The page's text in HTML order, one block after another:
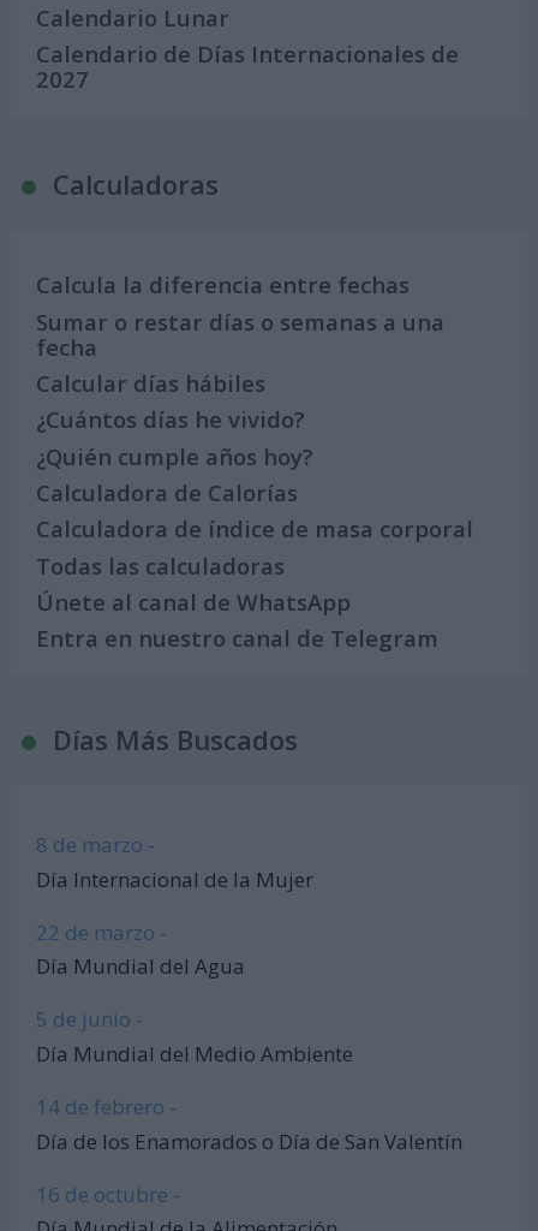
Calendario Lunar
Calendario de Días Internacionales de
2027
Calculadoras
Calcula la diferencia entre fechas
Sumar o restar días o semanas a una
fecha
Calcular días hábiles
¿Cuántos días he vivido?
¿Quién cumple años hoy?
Calculadora de Calorías
Calculadora de índice de masa corporal
Todas las calculadoras
Únete al canal de WhatsApp
Entra en nuestro canal de Telegram
Días Más Buscados
8 de marzo -
Día Internacional de la Mujer
22 de marzo -
Día Mundial del Agua
5 de junio -
Día Mundial del Medio Ambiente
14 de febrero -
Día de los Enamorados o Día de San Valentín
16 de octubre -